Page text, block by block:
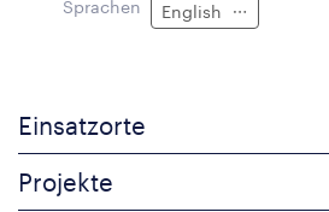
Sprachen English
Einsatzorte
Projekte